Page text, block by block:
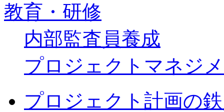
教育・研修
内部監査員養成
プロジェクトマネジ
プロジェクト計画の